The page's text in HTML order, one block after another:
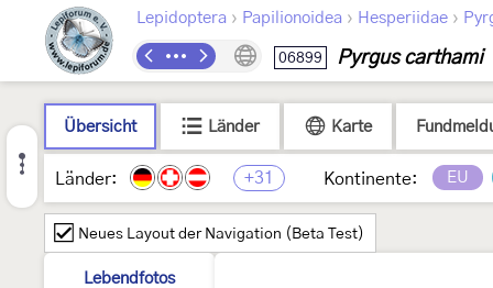
Lepidoptera › Papilionoidea › Hesperiidae ›
06899 Pyrgus carthami
Übersicht Länder Karte
Länder: +31 Kontinente: EU
Neues Layout der Navigation (Beta Test)
Lebendfotos